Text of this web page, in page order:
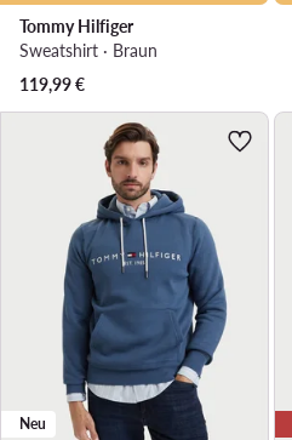
Tommy Hilfiger
Sweatshirt · Braun
119,99€
Neu